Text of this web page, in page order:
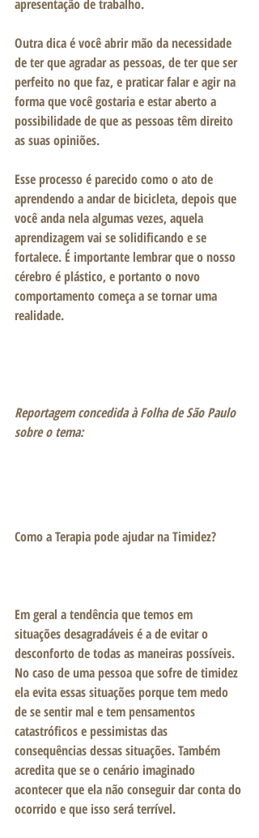
apresentação de trabalho.
Outra dica é você abrir mão da necessidade
de ter que agradar as pessoas, de ter que ser
perfeito no que faz, e praticar falar e agir na
forma que você gostaria e estar aberto a
possibilidade de que as pessoas têm direito
as suas opiniões.
Esse processo é parecido como o ato de
aprendendo a andar de bicicleta, depois que
você anda nela algumas vezes, aquela
aprendizagem vai se solidificando e se
fortalece. É importante lembrar que o nosso
cérebro é plástico, e portanto o novo
comportamento começa a se tornar uma
realidade.
Reportagem concedida à Folha de São Paulo
sobre o tema:
Como a Terapia pode ajudar na Timidez?
Em geral a tendência que temos em
situações desagradáveis é a de evitar o
desconforto de todas as maneiras possíveis.
No caso de uma pessoa que sofre de timidez
ela evita essas situações porque tem medo
de se sentir mal e tem pensamentos
catastróficos e pessimistas das
consequências dessas situações. Também
acredita que se o cenário imaginado
acontecer que ela não conseguir dar conta do
ocorrido e que isso será terrível.